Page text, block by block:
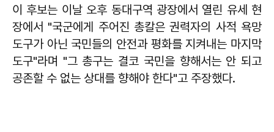
이 후보는 이날 오후 동대구역 광장에서 열린 유세 현
장에서 "국군에게 주어진 총칼은 권력자의 사적 욕망
도구가 아닌 국민들의 안전과 평화를 지켜내는 마지막
도구"라며 "그 총구는 결코 국민을 향해서는 안 되고
공존할 수 없는 상대를 향해야 한다"고 주장했다.